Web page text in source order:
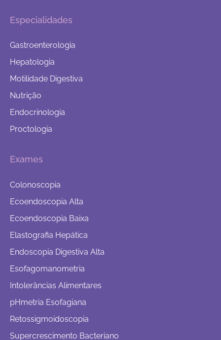
Especialidades
Gastroenterologia
Hepatologia
Motilidade Digestiva
Nutrição
Endocrinologia
Proctologia
Exames
Colonoscopia
Ecoendoscopia Alta
Ecoendoscopia Baixa
Elastografia Hepática
Endoscopia Digestiva Alta
Esofagomanometria
Intolerâncias Alimentares
pHmetria Esofagiana
Retossigmoidoscopia
Supercrescimento Bacteriano